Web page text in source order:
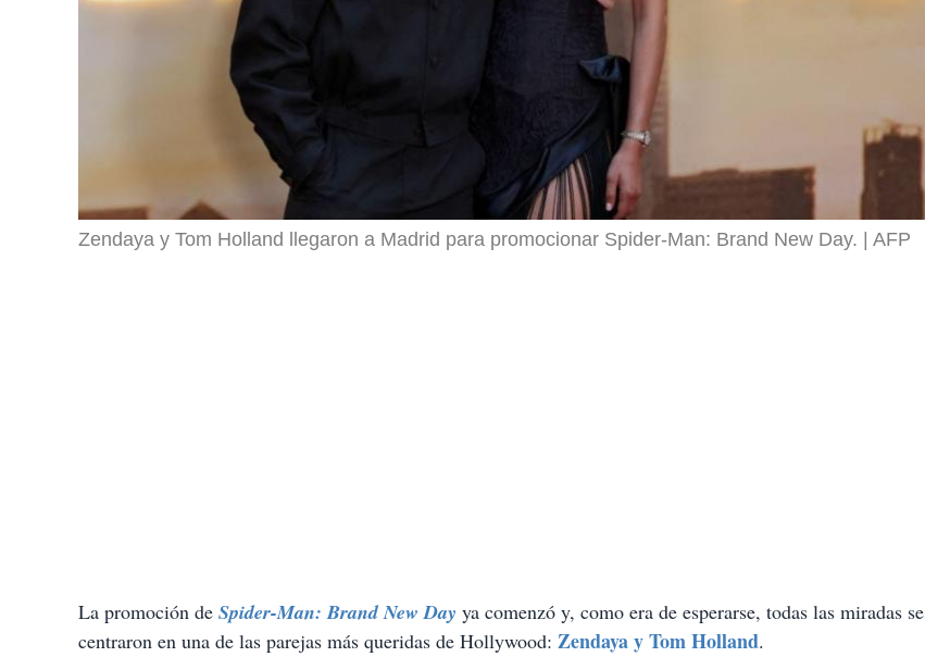
Zendaya y Tom Holland llegaron a Madrid para promocionar Spider-Man: Brand New Day. AFP
La promoción de Spider-Man: Brand New Day ya comenzó y, como era de esperarse, todas las miradas se
centraron en una de las parejas más queridas de Hollywood: Zendaya y Tom Holland.